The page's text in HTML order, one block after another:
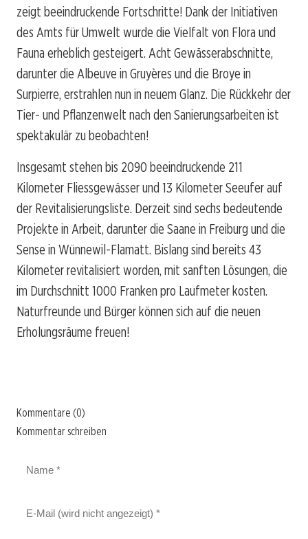
zeigt beeindruckende Fortschritte! Dank der Initiativen
des Amts für Umwelt wurde die Vielfalt von Flora und
Fauna erheblich gesteigert. Acht Gewässerabschnitte,
darunter die Albeuve in Gruyères und die Broye in
Surpierre, erstrahlen nun in neuem Glanz. Die Rückkehr der
Tier- und Pflanzenwelt nach den Sanierungsarbeiten ist
spektakulär zu beobachten!
Insgesamt stehen bis 2090 beeindruckende 211
Kilometer Fliessgewässer und 13 Kilometer Seeufer auf
der Revitalisierungsliste. Derzeit sind sechs bedeutende
Projekte in Arbeit, darunter die Saane in Freiburg und die
Sense in Wünnewil-Flamatt. Bislang sind bereits 43
Kilometer revitalisiert worden, mit sanften Lösungen, die
im Durchschnitt 1000 Franken pro Laufmeter kosten.
Naturfreunde und Bürger können sich auf die neuen
Erholungsräume freuen!
Kommentare (0)
Kommentar schreiben